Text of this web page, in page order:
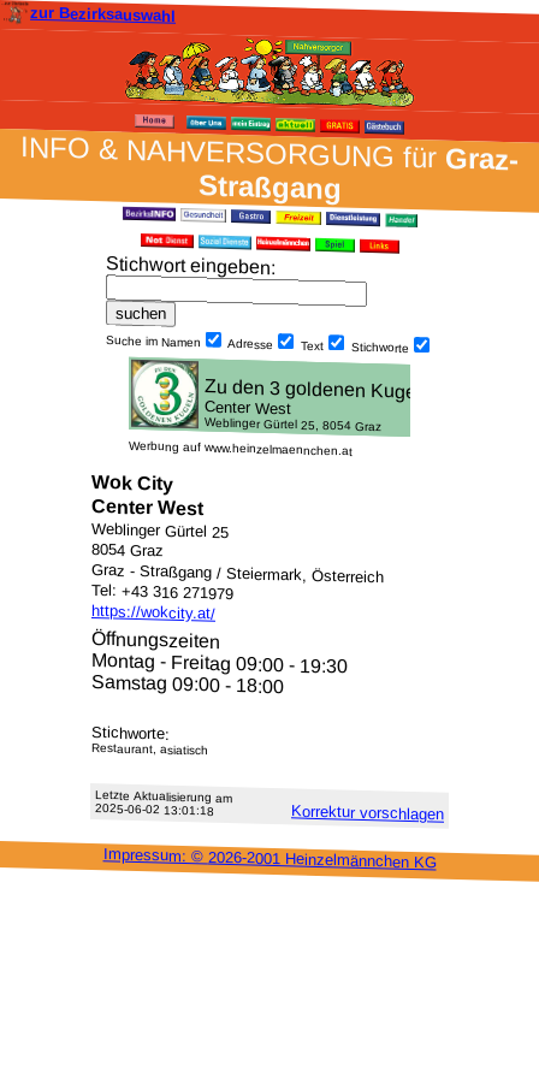
zur Bezirksauswahl
INFO & NAH­VER­SORG­UNG fürGraz-
Straßgang
Stich­wort ein­geben:
Suche im Namen Adresse Text Stich­worte
Werbung auf www.heinzelmaennchen.at
Wok City
Center West
Weblinger Gürtel 25
8054 Graz
Graz - Straßgang / Steiermark, Österreich
Tel: +43 316 271979
https://wokcity.at/
Öffnungszeiten
Montag - Freitag 09:00 - 19:30
Samstag 09:00 - 18:00
Stichworte:
Restaurant, asiatisch
Letzte Aktu­alisie­rung am
2025-06-02 13:01:18 Korrektur vor­schlagen
Impressum: © 2026-2001 Heinzel­männchen KG